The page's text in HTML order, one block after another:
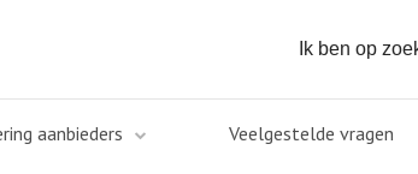
aanbieders Veelgestelde vragen